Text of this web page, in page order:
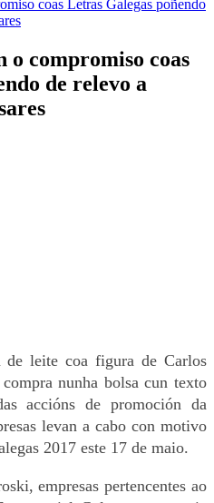
o compromiso coas
de relevo a
de leite coa figura de Carlos
nunha bolsa cun texto
accións de promoción da
levan a cabo con motivo
2017 este 17 de maio.
empresas pertencentes ao